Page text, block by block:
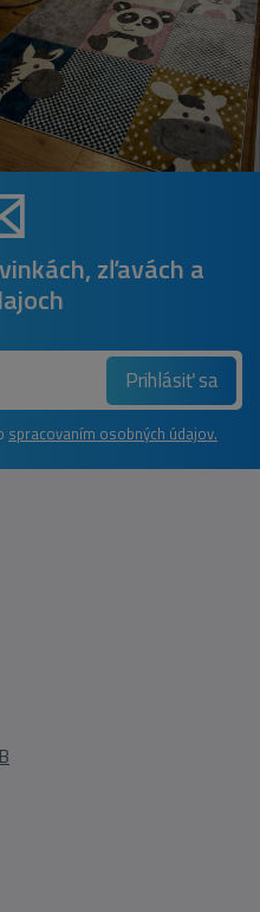
zľavách a
Prihlásiť sa
spracovaním osobných údajov.